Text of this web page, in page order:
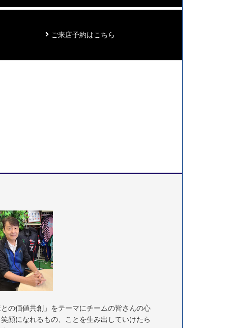
ご来店予約はこちら
との価値共創」をテーマにチームの皆さんの心
顔になれるもの、ことを生み出していけたら